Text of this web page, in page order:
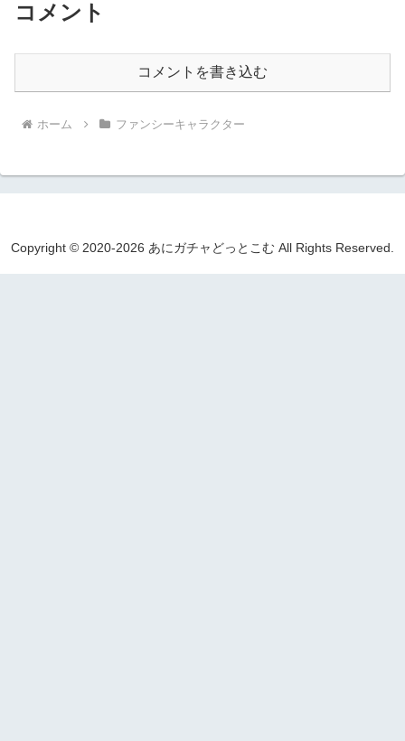
コメント
コメントを書き込む
ホーム ファンシーキャラクター
Copyright © 2020-2026 あにガチャどっとこむ All Rights Reserved.